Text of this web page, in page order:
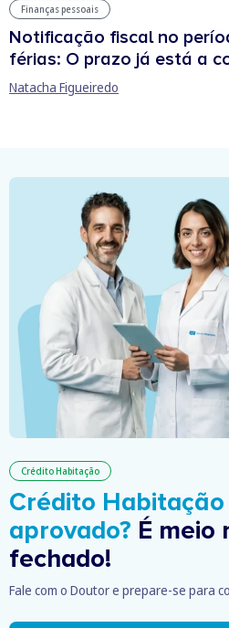
Finanças pessoais
Notificação fiscal no
férias: O prazo já está a
Natacha Figueiredo
Crédito Habitação
Crédito
aprovado? É meio
fechado!
Fale com o Doutor e prepare-se para